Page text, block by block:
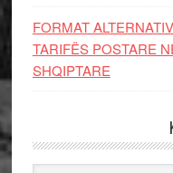
FORMAT
TARIFËS POSTARE
SHQIPTARE